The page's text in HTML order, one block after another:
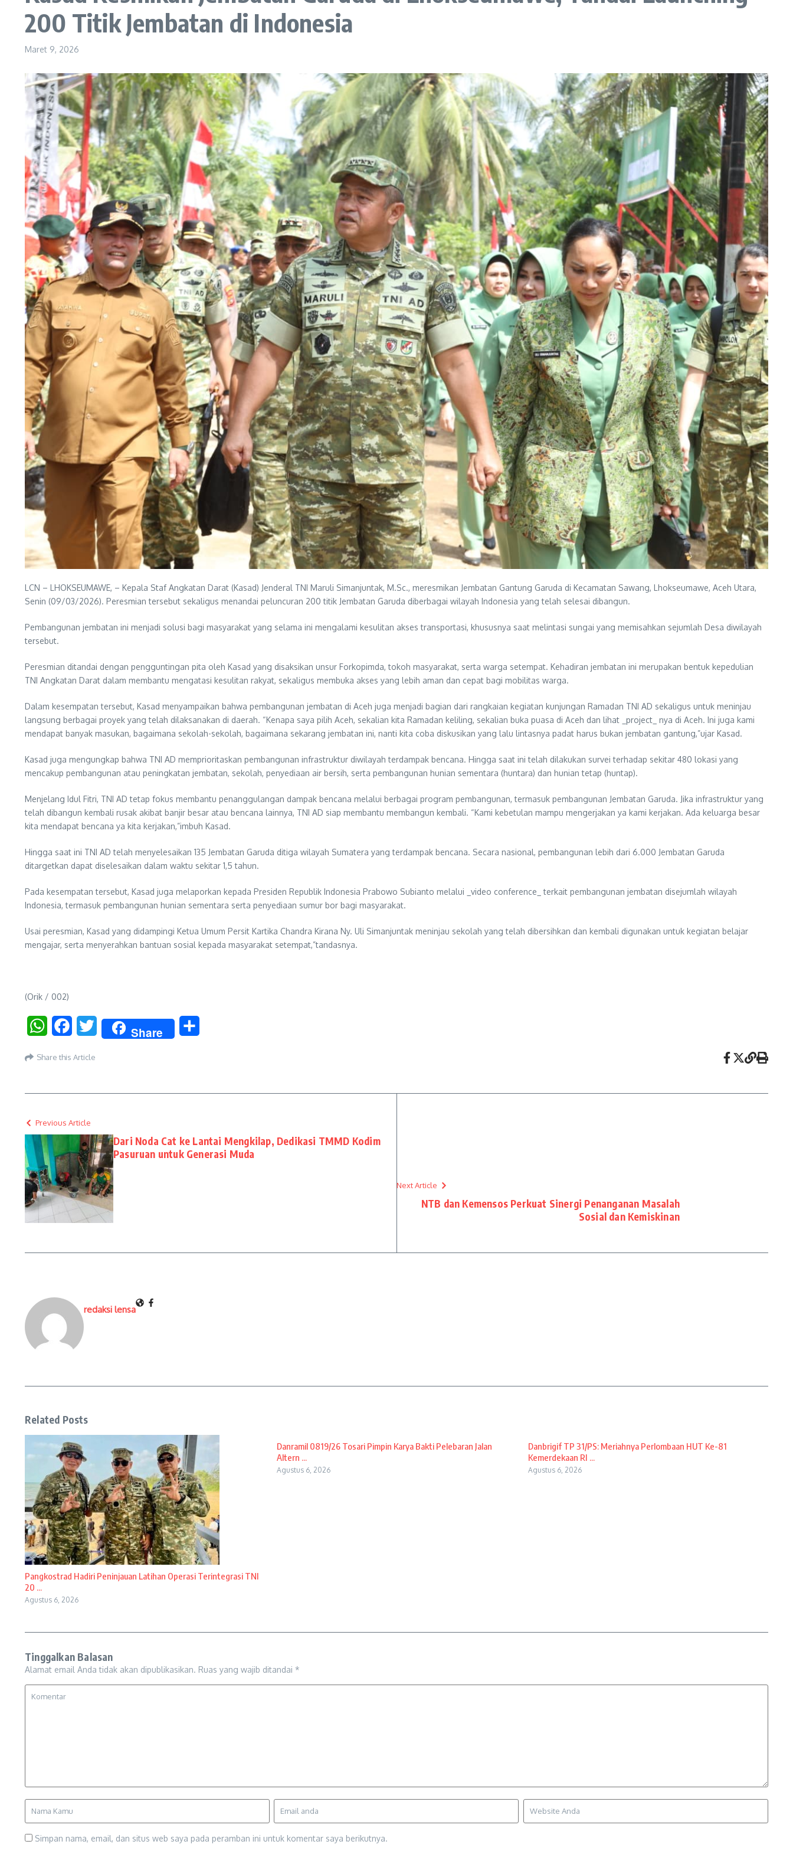
200 Titik Jembatan di Indonesia
Maret 9, 2026
LCN – LHOKSEUMAWE, – Kepala Staf Angkatan Darat (Kasad) Jenderal TNI Maruli Simanjuntak, M.Sc., meresmikan Jembatan Gantung Garuda di Kecamatan Sawang, Lhokseumawe, Aceh Utara,
Senin (09/03/2026). Peresmian tersebut sekaligus menandai peluncuran 200 titik Jembatan Garuda diberbagai wilayah Indonesia yang telah selesai dibangun.
Pembangunan jembatan ini menjadi solusi bagi masyarakat yang selama ini mengalami kesulitan akses transportasi, khususnya saat melintasi sungai yang memisahkan sejumlah Desa diwilayah
tersebut.
Peresmian ditandai dengan pengguntingan pita oleh Kasad yang disaksikan unsur Forkopimda, tokoh masyarakat, serta warga setempat. Kehadiran jembatan ini merupakan bentuk kepedulian
TNI Angkatan Darat dalam membantu mengatasi kesulitan rakyat, sekaligus membuka akses yang lebih aman dan cepat bagi mobilitas warga.
Dalam kesempatan tersebut, Kasad menyampaikan bahwa pembangunan jembatan di Aceh juga menjadi bagian dari rangkaian kegiatan kunjungan Ramadan TNI AD sekaligus untuk meninjau
langsung berbagai proyek yang telah dilaksanakan di daerah. “Kenapa saya pilih Aceh, sekalian kita Ramadan keliling, sekalian buka puasa di Aceh dan lihat _project_ nya di Aceh. Ini juga kami
mendapat banyak masukan, bagaimana sekolah-sekolah, bagaimana sekarang jembatan ini, nanti kita coba diskusikan yang lalu lintasnya padat harus bukan jembatan gantung,”ujar Kasad.
Kasad juga mengungkap bahwa TNI AD memprioritaskan pembangunan infrastruktur diwilayah terdampak bencana. Hingga saat ini telah dilakukan survei terhadap sekitar 480 lokasi yang
mencakup pembangunan atau peningkatan jembatan, sekolah, penyediaan air bersih, serta pembangunan hunian sementara (huntara) dan hunian tetap (huntap).
Menjelang Idul Fitri, TNI AD tetap fokus membantu penanggulangan dampak bencana melalui berbagai program pembangunan, termasuk pembangunan Jembatan Garuda. Jika infrastruktur yang
telah dibangun kembali rusak akibat banjir besar atau bencana lainnya, TNI AD siap membantu membangun kembali. “Kami kebetulan mampu mengerjakan ya kami kerjakan. Ada keluarga besar
kita mendapat bencana ya kita kerjakan,”imbuh Kasad.
Hingga saat ini TNI AD telah menyelesaikan 135 Jembatan Garuda ditiga wilayah Sumatera yang terdampak bencana. Secara nasional, pembangunan lebih dari 6.000 Jembatan Garuda
ditargetkan dapat diselesaikan dalam waktu sekitar 1,5 tahun.
Pada kesempatan tersebut, Kasad juga melaporkan kepada Presiden Republik Indonesia Prabowo Subianto melalui _video conference_ terkait pembangunan jembatan disejumlah wilayah
Indonesia, termasuk pembangunan hunian sementara serta penyediaan sumur bor bagi masyarakat.
Usai peresmian, Kasad yang didampingi Ketua Umum Persit Kartika Chandra Kirana Ny. Uli Simanjuntak meninjau sekolah yang telah dibersihkan dan kembali digunakan untuk kegiatan belajar
mengajar, serta menyerahkan bantuan sosial kepada masyarakat setempat,”tandasnya.
(Orik / 002)
WhatsAppFacebookTwitter Share
Share this Article
Previous Article
Dari Noda Cat ke Lantai Mengkilap, Dedikasi TMMD Kodim
Pasuruan untuk Generasi Muda
Next Article
NTB dan Kemensos Perkuat Sinergi Penanganan Masalah
Sosial dan Kemiskinan
redaksi lensa
Related Posts
Pangkostrad Hadiri Peninjauan Latihan Operasi Terintegrasi TNI
20 ...
Agustus 6, 2026
Danramil 0819/26 Tosari Pimpin Karya Bakti Pelebaran Jalan
Altern ...
Agustus 6, 2026
Danbrigif TP 31/PS: Meriahnya Perlombaan HUT Ke-81
Kemerdekaan RI ...
Agustus 6, 2026
Tinggalkan Balasan
Alamat email Anda tidak akan dipublikasikan. Ruas yang wajib ditandai *
Simpan nama, email, dan situs web saya pada peramban ini untuk komentar saya berikutnya.